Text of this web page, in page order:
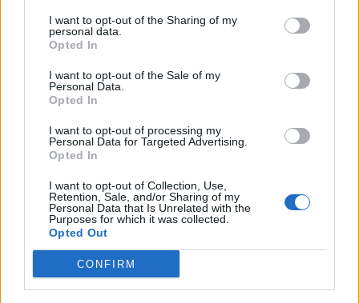
I want to opt-out of the Sharing of my
personal data.
Opted In
I want to opt-out of the Sale of my
Personal Data.
Opted In
I want to opt-out of processing my
Personal Data for Targeted Advertising.
Opted In
I want to opt-out of Collection, Use,
Retention, Sale, and/or Sharing of my
Personal Data that Is Unrelated with the
Purposes for which it was collected.
Opted Out
CONFIRM